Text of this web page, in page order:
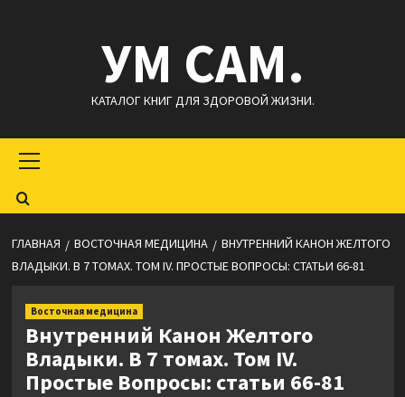
УМ САМ.
КАТАЛОГ КНИГ ДЛЯ ЗДОРОВОЙ ЖИЗНИ.
меню
ГЛАВНАЯ ВОСТОЧНАЯ МЕДИЦИНА
ВНУТРЕННИЙ КАНОН ЖЕЛТОГО
ВЛАДЫКИ. В 7 ТОМАХ. ТОМ IV. ПРОСТЫЕ ВОПРОСЫ: СТАТЬИ 66-81
Восточная медицина
Внутренний Канон Желтого
Владыки. В 7 томах. Том IV.
Простые Вопросы: статьи 66-81